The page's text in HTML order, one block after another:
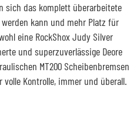
sich das komplett überarbeitete
kann und mehr Platz für
eine RockShox Judy Silver
und superzuverlässige Deore
MT200 Scheibenbremsen
Kontrolle, immer und überall.